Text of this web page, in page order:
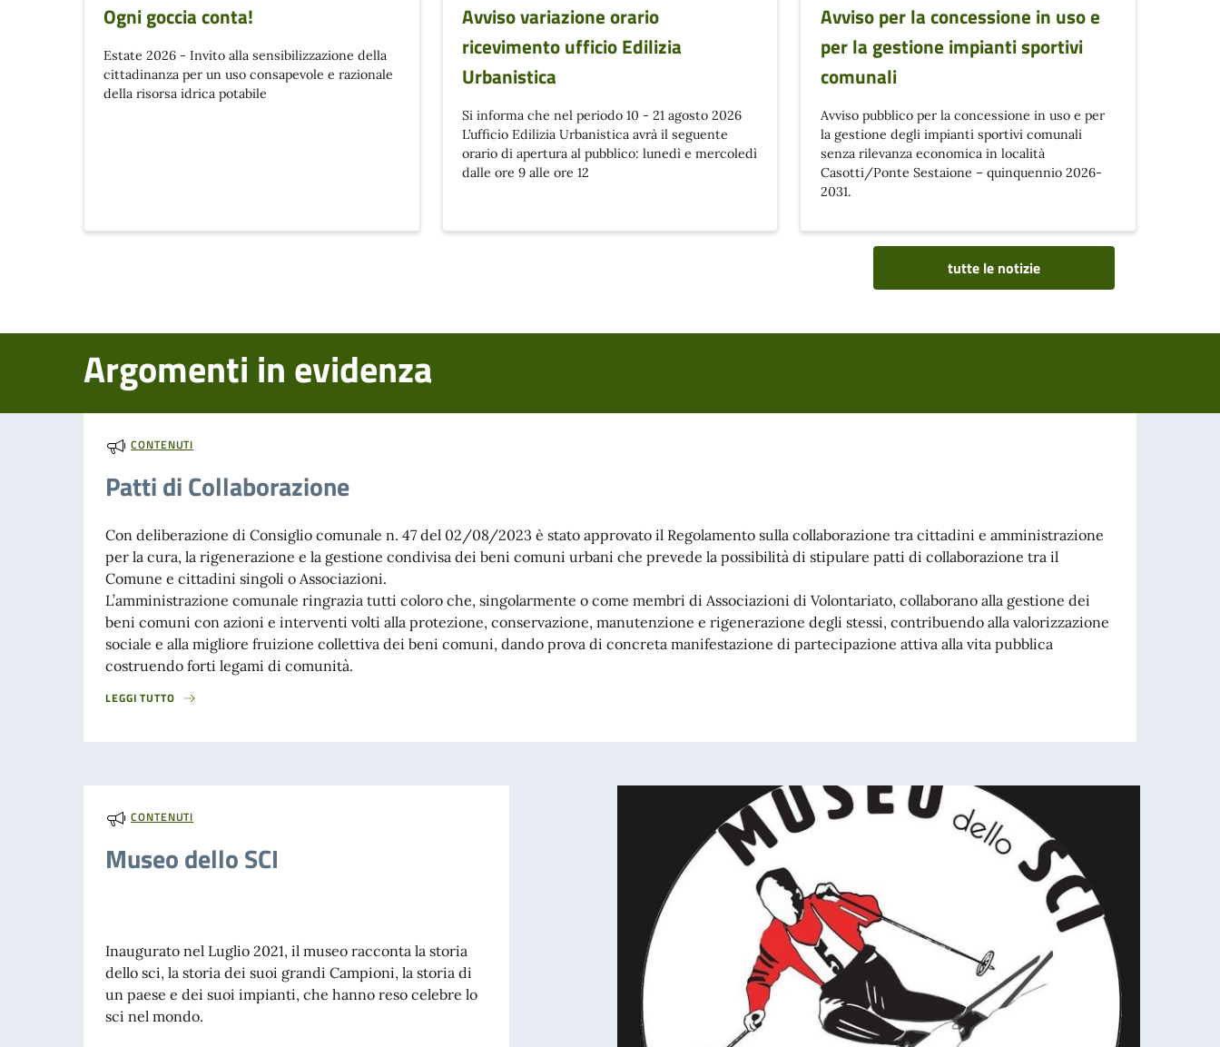
Ogni goccia conta!
Estate 2026 - Invito alla sensibilizzazione della
cittadinanza per un uso consapevole e razionale
della risorsa idrica potabile
Avviso variazione orario
ricevimento ufficio Edilizia
Urbanistica
Si informa che nel periodo 10 - 21 agosto 2026
L’ufficio Edilizia Urbanistica avrà il seguente
orario di apertura al pubblico: lunedì e mercoledì
dalle ore 9 alle ore 12
Avviso per la concessione in uso e
per la gestione impianti sportivi
comunali
Avviso pubblico per la concessione in uso e per
la gestione degli impianti sportivi comunali
senza rilevanza economica in località
Casotti/Ponte Sestaione – quinquennio 2026-
2031.
tutte le notizie
Argomenti in evidenza
CONTENUTI
Patti di Collaborazione
Con deliberazione di Consiglio comunale n. 47 del 02/08/2023 è stato approvato il Regolamento sulla collaborazione tra cittadini e amministrazione
per la cura, la rigenerazione e la gestione condivisa dei beni comuni urbani che prevede la possibilità di stipulare patti di collaborazione tra il
Comune e cittadini singoli o Associazioni.
L’amministrazione comunale ringrazia tutti coloro che, singolarmente o come membri di Associazioni di Volontariato, collaborano alla gestione dei
beni comuni con azioni e interventi volti alla protezione, conservazione, manutenzione e rigenerazione degli stessi, contribuendo alla valorizzazione
sociale e alla migliore fruizione collettiva dei beni comuni, dando prova di concreta manifestazione di partecipazione attiva alla vita pubblica
costruendo forti legami di comunità.
LEGGI TUTTO
CONTENUTI
Museo dello SCI
Inaugurato nel Luglio 2021, il museo racconta la storia
dello sci, la storia dei suoi grandi Campioni, la storia di
un paese e dei suoi impianti, che hanno reso celebre lo
sci nel mondo.